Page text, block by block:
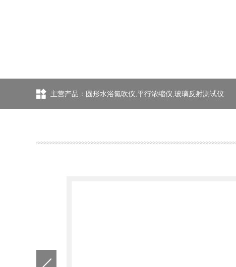
主营产品：圆形水浴氮吹仪,平行浓缩仪,玻璃反射测试仪